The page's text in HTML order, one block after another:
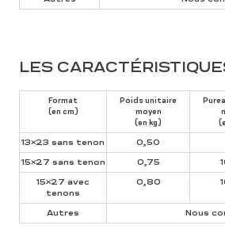
LES
Format
(en cm)
Poids unitaire
moyen
(en kg)
13×23 sans tenon 0,50
15×27 sans tenon
0,75
15×27 avec
tenons
0,80
Autres Nous